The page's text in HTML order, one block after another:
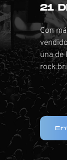
21
Con
una de
rock